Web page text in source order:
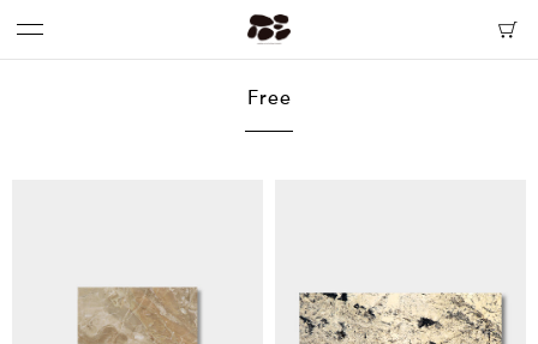
Free